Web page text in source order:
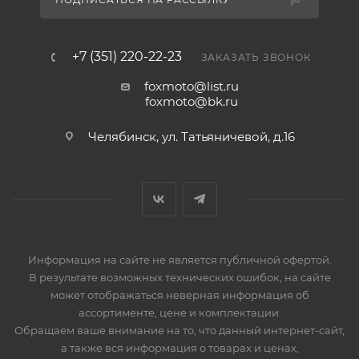
+7 (351) 220-22-23 ЗАКАЗАТЬ ЗВОНОК
foxmoto@list.ru
foxmoto@bk.ru
Челябинск, ул. Татьяничевой, д.16
Информация на сайте не является публичной офертой.
В результате возможных технических ошибок, на сайте
может отображаться неверная информация об
ассортименте, цене и комплектации.
Обращаем ваше внимание на то, что данный интернет-сайт,
а также вся информация о товарах и ценах,